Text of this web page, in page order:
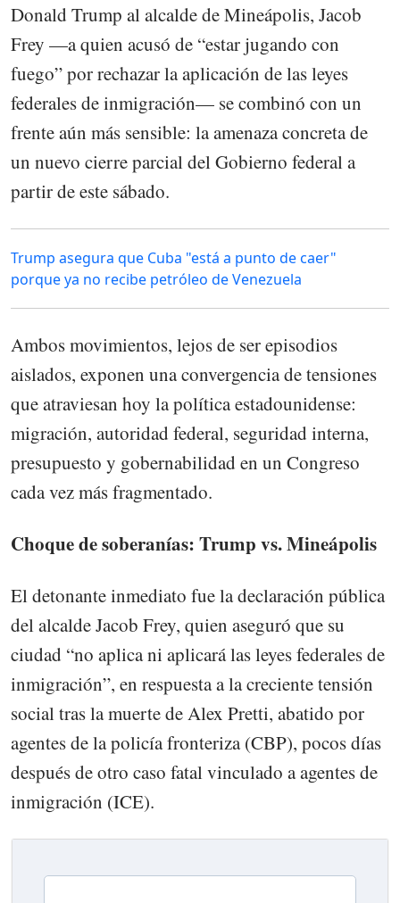
Donald Trump al alcalde de Mineápolis, Jacob
Frey —a quien acusó de “estar jugando con
fuego” por rechazar la aplicación de las leyes
federales de inmigración— se combinó con un
frente aún más sensible: la amenaza concreta de
un nuevo cierre parcial del Gobierno federal a
partir de este sábado.
Trump asegura que Cuba "está a punto de caer"
porque ya no recibe petróleo de Venezuela
Ambos movimientos, lejos de ser episodios
aislados, exponen una convergencia de tensiones
que atraviesan hoy la política estadounidense:
migración, autoridad federal, seguridad interna,
presupuesto y gobernabilidad en un Congreso
cada vez más fragmentado.
Choque de soberanías: Trump vs. Mineápolis
El detonante inmediato fue la declaración pública
del alcalde Jacob Frey, quien aseguró que su
ciudad “no aplica ni aplicará las leyes federales de
inmigración”, en respuesta a la creciente tensión
social tras la muerte de Alex Pretti, abatido por
agentes de la policía fronteriza (CBP), pocos días
después de otro caso fatal vinculado a agentes de
inmigración (ICE).